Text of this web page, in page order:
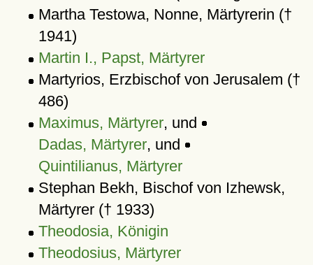
Martha Testowa, Nonne, Märtyrerin (†
1941)
Martin I., Papst, Märtyrer
Martyrios, Erzbischof von Jerusalem (†
486)
Maximus, Märtyrer, und
Dadas, Märtyrer, und
Quintilianus, Märtyrer
Stephan Bekh, Bischof von Izhewsk,
Märtyrer († 1933)
Theodosia, Königin
Theodosius, Märtyrer